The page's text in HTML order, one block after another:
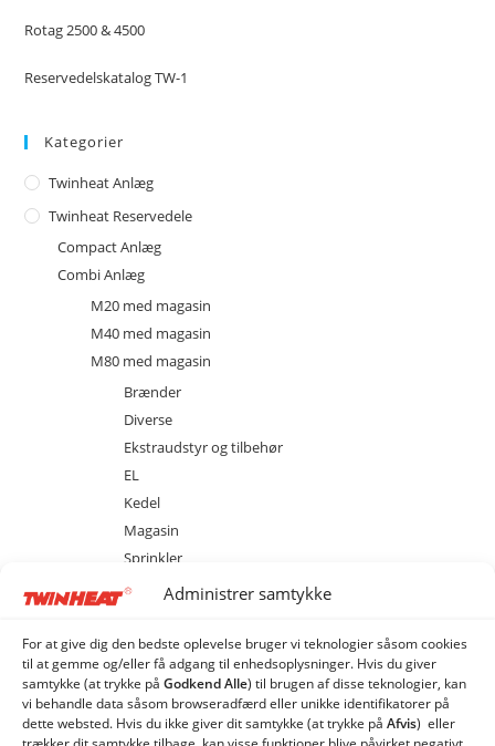
Administrer samtykke
For at give dig den bedste oplevelse bruger vi teknologier såsom cookies
til at gemme og/eller få adgang til enhedsoplysninger. Hvis du giver
samtykke (at trykke på Godkend Alle) til brugen af ​​disse teknologier, kan
vi behandle data såsom browseradfærd eller unikke identifikatorer på
dette websted. Hvis du ikke giver dit samtykke (at trykke på Afvis) eller
Rotag 2500 & 4500
Reservedelskatalog TW-1
Kategorier
Twinheat Anlæg
Twinheat Reservedele
Compact Anlæg
Combi Anlæg
M20 med magasin
M40 med magasin
M80 med magasin
Brænder
Diverse
Ekstraudstyr og tilbehør
EL
Kedel
Magasin
Sprinkler
MCS 20 med cellesluse
MCS 80 med cellesluse
ME 20 med spjældhus
ME 40 med spjældhus
ME 80 med spjældhus